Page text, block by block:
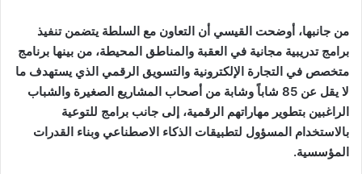
من جانبها، أوضحت القيسي أن التعاون مع السلطة يتضمن تنفيذ
برامج تدريبية مجانية في العقبة والمناطق المحيطة، من بينها برنامج
متخصص في التجارة الإلكترونية والتسويق الرقمي الذي يستهدف ما
لا يقل عن 85 شاباً وشابة من أصحاب المشاريع الصغيرة والشباب
الراغبين بتطوير مهاراتهم الرقمية، إلى جانب برامج للتوعية
بالاستخدام المسؤول لتطبيقات الذكاء الاصطناعي وبناء القدرات
المؤسسية.